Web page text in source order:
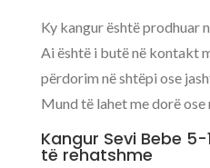
Ky kangur është prodhuar
Ai është i butë në kontakt
përdorim në shtëpi ose
Mund të lahet me dorë ose
Kangur Sevi Bebe
të rehatshme